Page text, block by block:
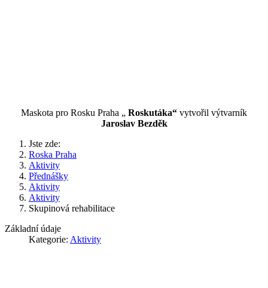
Maskota pro Rosku Praha „ Roskutáka“ vytvořil výtvarník
Jaroslav Bezděk
Jste zde:
Roska Praha
Aktivity
Přednášky
Aktivity
Aktivity
Skupinová rehabilitace
Základní údaje
Kategorie: Aktivity